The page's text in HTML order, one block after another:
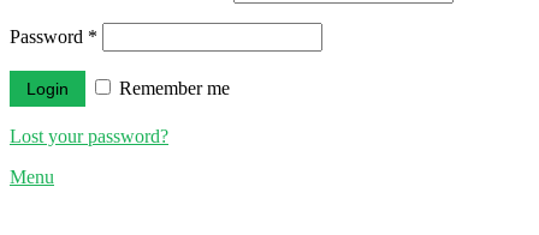
Password *
Remember me
Lost your password?
Menu